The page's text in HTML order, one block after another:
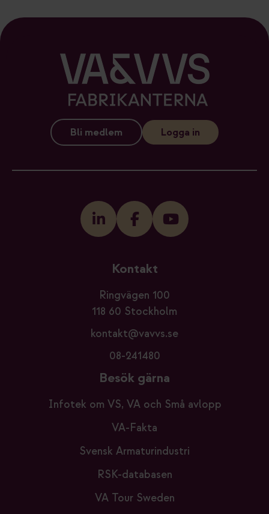
Bli medlem Logga in
Kontakt
Ringvägen 100
118 60 Stockholm
kontakt@vavvs.se
08-241480
Besök gärna
Infotek om VS, VA och Små avlopp
VA-Fakta
Svensk Armaturindustri
RSK-databasen
VA Tour Sweden